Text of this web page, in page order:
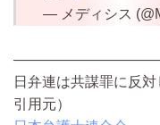
— メディシス
日弁連は共謀罪に反対
引用元）